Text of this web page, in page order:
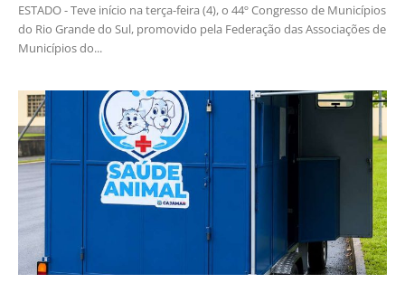
ESTADO - Teve início na terça-feira (4), o 44º Congresso de Municípios
do Rio Grande do Sul, promovido pela Federação das Associações de
Municípios do...